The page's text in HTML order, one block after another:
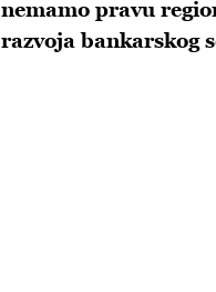
nemamo pravu
razvoja bankarskog